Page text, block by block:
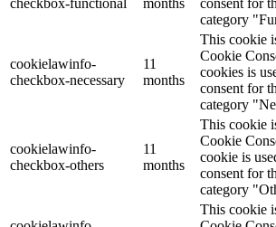
category
cookielawinfo-
checkbox-necessary
11
months
This cookie
Cookie
cookies is
consent for
category
cookielawinfo-
checkbox-others
11
months
This cookie
Cookie
cookie is
consent for
category
This cookie